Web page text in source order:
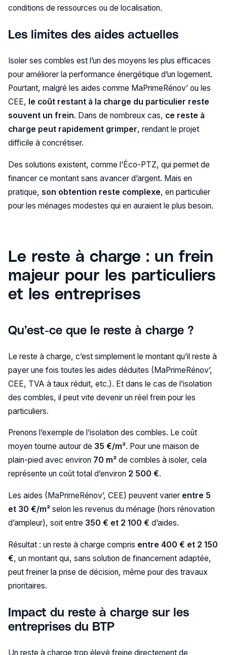
conditions de ressources ou de localisation.
Les limites des aides actuelles
Isoler ses combles est l’un des moyens les plus efficaces
pour améliorer la performance énergétique d’un logement.
Pourtant, malgré les aides comme MaPrimeRénov’ ou les
CEE, le coût restant à la charge du particulier reste
souvent un frein. Dans de nombreux cas, ce reste à
charge peut rapidement grimper, rendant le projet
difficile à concrétiser.
Des solutions existent, comme l’Éco-PTZ, qui permet de
financer ce montant sans avancer d’argent. Mais en
pratique, son obtention reste complexe, en particulier
pour les ménages modestes qui en auraient le plus besoin.
Le reste à charge : un frein
majeur pour les particuliers
et les entreprises
Qu’est-ce que le reste à charge ?
Le reste à charge, c’est simplement le montant qu’il reste à
payer une fois toutes les aides déduites (MaPrimeRénov’,
CEE, TVA à taux réduit, etc.). Et dans le cas de l’isolation
des combles, il peut vite devenir un réel frein pour les
particuliers.
Prenons l’exemple de l’isolation des combles. Le coût
moyen tourne autour de 35 €/m². Pour une maison de
plain-pied avec environ 70 m²de combles à isoler, cela
représente un coût total d’environ 2 500 €.
Les aides (MaPrimeRénov’, CEE) peuvent varier entre 5
et 30 €/m²selon les revenus du ménage (hors rénovation
d’ampleur), soit entre 350 € et 2 100 € d’aides.
Résultat : un reste à charge compris entre 400 € et 2 150
€, un montant qui, sans solution de financement adaptée,
peut freiner la prise de décision, même pour des travaux
prioritaires.
Impact du reste à charge sur les
entreprises du BTP
Un reste à charge trop élevé freine directement de